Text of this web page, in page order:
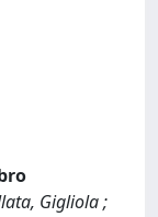
Gigliola ;